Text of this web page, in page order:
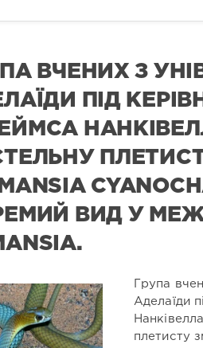
ВЧЕНИХ З
ПІД
ВИД У
Група
Аделаїди
плетисту